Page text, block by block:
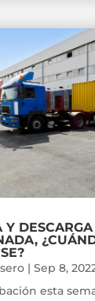
Y DESCARGA
| Sep 8,
esta